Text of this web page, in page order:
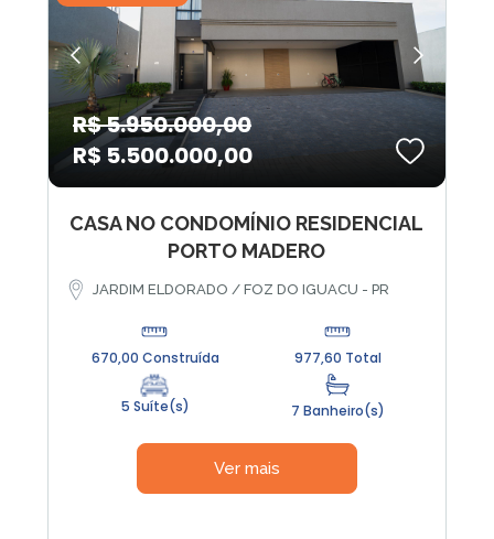
R$ 5.950.000,00
R$ 5.500.000,00
CASA NO CONDOMÍNIO RESIDENCIAL
PORTO MADERO
JARDIM ELDORADO / FOZ DO IGUACU - PR
670,00 Construída 977,60 Total
5 Suíte(s) 7 Banheiro(s)
Ver mais